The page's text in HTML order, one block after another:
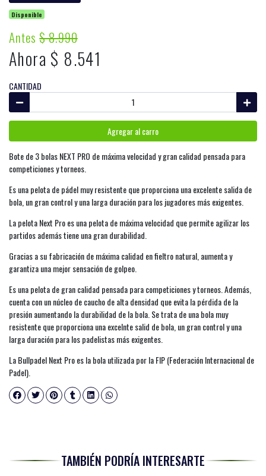
Disponible
Antes$ 8.990
Ahora $ 8.541
CANTIDAD
Agregar al carro
Bote de 3 bolas NEXT PRO de máxima velocidad y gran calidad pensada para
competiciones y torneos.
Es una pelota de pádel muy resistente que proporciona una excelente salida de
bola, un gran control y una larga duración para los jugadores más exigentes.
La pelota Next Pro es una pelota de máxima velocidad que permite agilizar los
partidos además tiene una gran durabilidad.
Gracias a su fabricación de máxima calidad en fieltro natural, aumenta y
garantiza una mejor sensación de golpeo.
Es una pelota de gran calidad pensada para competiciones y torneos. Además,
cuenta con un núcleo de caucho de alta densidad que evita la pérdida de la
presión aumentando la durabilidad de la bola. Se trata de una bola muy
resistente que proporciona una excelnte salid de bola, un gran control y una
larga duración para los padelistas más exigentes.
La Bullpadel Next Pro es la bola utilizada por la FIP (Federación Internacional de
Padel).
TAMBIÉN PODRÍA INTERESARTE